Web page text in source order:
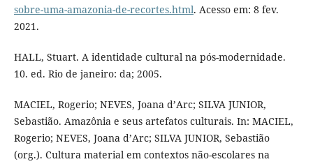
sobre-uma-amazonia-de-recortes.html. Acesso em: 8 fev.
2021.
HALL, Stuart. A identidade cultural na pós-modernidade.
10. ed. Rio de janeiro: da; 2005.
MACIEL, Rogerio; NEVES, Joana d’Arc; SILVA JUNIOR,
Sebastião. Amazônia e seus artefatos culturais. In: MACIEL,
Rogerio; NEVES, Joana d’Arc; SILVA JUNIOR, Sebastião
(org.). Cultura material em contextos não-escolares na